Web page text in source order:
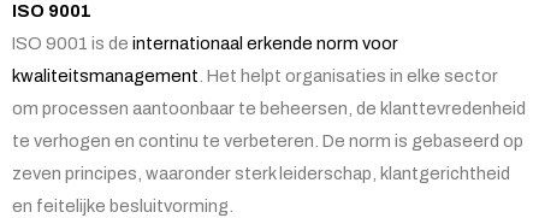
ISO 9001
ISO 9001 is de internationaal erkende norm voor
kwaliteitsmanagement . Het helpt organisaties in elke sector
om processen aantoonbaar te beheersen, de klanttevredenheid
te verhogen en continu te verbeteren. De norm is gebaseerd op
zeven principes, waaronder sterk leiderschap, klantgerichtheid
en feitelijke besluitvorming.